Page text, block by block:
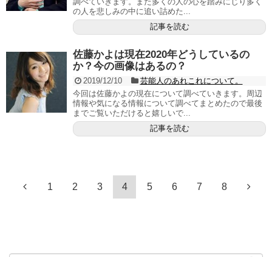
の人を悲しみの中に追い詰めた...
記事を読む
佐藤かよは現在2020年どうしているの
か？今の画像はあるの？
2019/12/10
芸能人のあれこれについて。
今回は佐藤かよの現在について調べていきます。周辺
情報や気になる情報について調べてまとめたので最後
までご覧いただけると嬉しいで...
記事を読む
1 2 3 4 5 6 7 8